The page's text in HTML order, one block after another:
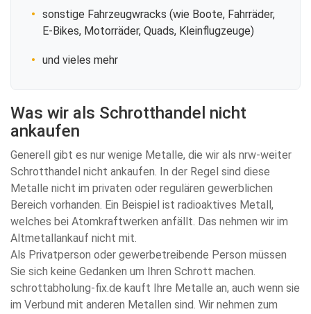
sonstige Fahrzeugwracks (wie Boote, Fahrräder,
E-Bikes, Motorräder, Quads, Kleinflugzeuge)
und vieles mehr
Was wir als Schrotthandel nicht
ankaufen
Generell gibt es nur wenige Metalle, die wir als nrw-weiter
Schrotthandel nicht ankaufen. In der Regel sind diese
Metalle nicht im privaten oder regulären gewerblichen
Bereich vorhanden. Ein Beispiel ist radioaktives Metall,
welches bei Atomkraftwerken anfällt. Das nehmen wir im
Altmetallankauf nicht mit.
Als Privatperson oder gewerbetreibende Person müssen
Sie sich keine Gedanken um Ihren Schrott machen.
schrottabholung-fix.de kauft Ihre Metalle an, auch wenn sie
im Verbund mit anderen Metallen sind. Wir nehmen zum